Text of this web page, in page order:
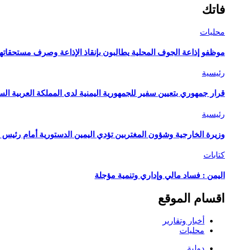
فاتك
محليات
موظفو إذاعة الجوف المحلية يطالبون بإنقاذ الإذاعة وصرف
رئيسية
قرار جمهوري بتعيين سفير للجمهورية اليمنية لدى المملكة العربية
رئيسية
وزيرة الخارجية وشؤون المغتربين تؤدي اليمين الدستورية أمام
كتابات
اليمن : فساد مالي وإداري وتنمية مؤجلة
اقسام الموقع
أخبار وتقارير
محليات
دولية